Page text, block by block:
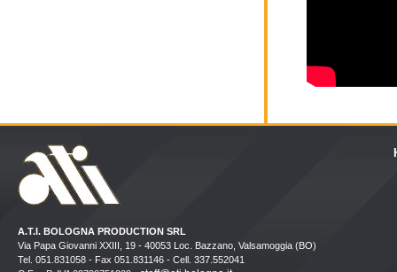
A.T.I. BOLOGNA PRODUCTION SRL
Via Papa Giovanni XXIII, 19 - 40053 Loc. Bazzano, Valsamoggia (BO)
Tel. 051.831058 - Fax 051.831146 - Cell. 337.552041